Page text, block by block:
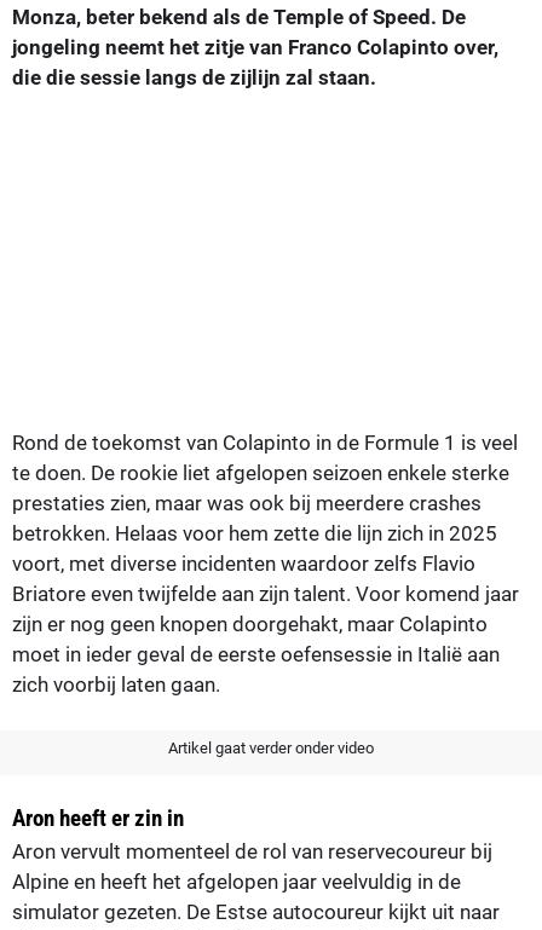
Monza, beter bekend als de Temple of Speed. De
jongeling neemt het zitje van Franco Colapinto over,
die die sessie langs de zijlijn zal staan.
Rond de toekomst van Colapinto in de Formule 1 is veel
te doen. De rookie liet afgelopen seizoen enkele sterke
prestaties zien, maar was ook bij meerdere crashes
betrokken. Helaas voor hem zette die lijn zich in 2025
voort, met diverse incidenten waardoor zelfs Flavio
Briatore even twijfelde aan zijn talent. Voor komend jaar
zijn er nog geen knopen doorgehakt, maar Colapinto
moet in ieder geval de eerste oefensessie in Italië aan
zich voorbij laten gaan.
Artikel gaat verder onder video
Aron heeft er zin in
Aron vervult momenteel de rol van reservecoureur bij
Alpine en heeft het afgelopen jaar veelvuldig in de
simulator gezeten. De Estse autocoureur kijkt uit naar